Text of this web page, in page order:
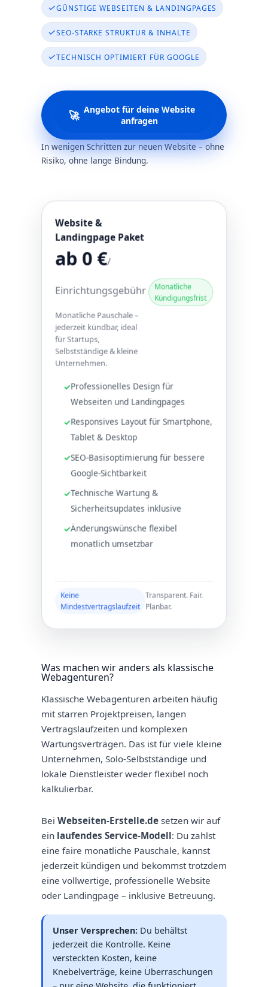
✓GÜNSTIGE WEBSEITEN & LANDINGPAGES
✓SEO-STARKE STRUKTUR & INHALTE
✓TECHNISCH OPTIMIERT FÜR GOOGLE
🚀 Angebot für deine Website
anfragen
In wenigen Schritten zur neuen Website – ohne
Risiko, ohne lange Bindung.
Website &
Landingpage Paket
ab 0 €/
Einrichtungsgebühr
Monatliche Pauschale –
jederzeit kündbar, ideal
für Startups,
Selbstständige & kleine
Unternehmen.
Monatliche
Kündigungsfrist
Professionelles Design für
Webseiten und Landingpages
Responsives Layout für Smartphone,
Tablet & Desktop
SEO-Basisoptimierung für bessere
Google-Sichtbarkeit
Technische Wartung &
Sicherheitsupdates inklusive
Änderungswünsche flexibel
monatlich umsetzbar
Keine
Mindestvertragslaufzeit
Transparent. Fair.
Planbar.
Was machen wir anders als klassische
Webagenturen?
Klassische Webagenturen arbeiten häufig
mit starren Projektpreisen, langen
Vertragslaufzeiten und komplexen
Wartungsverträgen. Das ist für viele kleine
Unternehmen, Solo-Selbstständige und
lokale Dienstleister weder flexibel noch
kalkulierbar.
Bei Webseiten-Erstelle.desetzen wir auf
ein laufendes Service-Modell: Du zahlst
eine faire monatliche Pauschale, kannst
jederzeit kündigen und bekommst trotzdem
eine vollwertige, professionelle Website
oder Landingpage – inklusive Betreuung.
Unser Versprechen:Du behältst
jederzeit die Kontrolle. Keine
versteckten Kosten, keine
Knebelverträge, keine Überraschungen